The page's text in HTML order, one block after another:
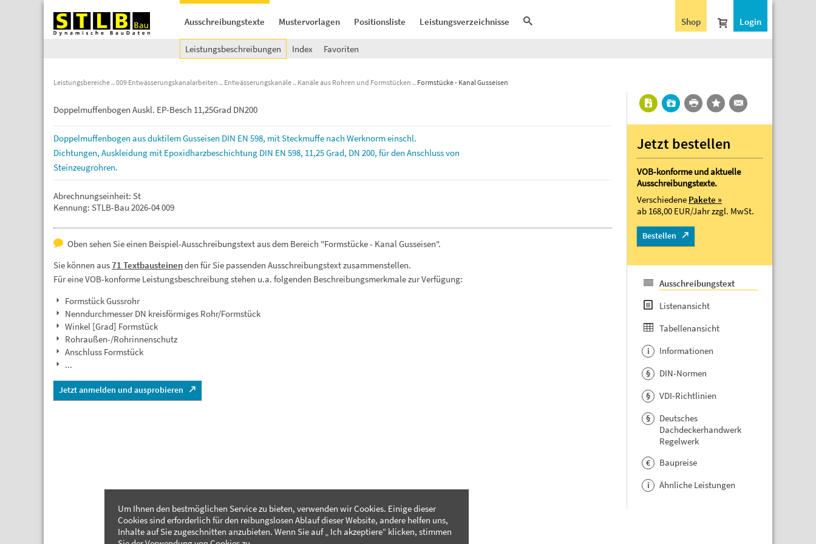
Ausschreibungstexte Mustervorlagen Positionsliste Leistungsverzeichnisse Login
Shop
Leistungsbeschreibungen Index Favoriten
Leistungsbereiche 009 Entwässerungskanalarbeiten Entwässerungskanäle Kanäle aus Rohren und Formstücken Formstücke - Kanal Gusseisen
Doppelmuffenbogen Auskl. EP-Besch 11,25Grad DN200
Doppelmuffenbogen ausduktilemGusseisen DIN EN 598, mitSteckmuffe nach Werknormeinschl.
Dichtungen, Auskleidung mit Epoxidharzbeschichtung DIN EN 598, 11,25Grad, DN 200, fürden Anschlussvon
Steinzeugrohren.
Abrechnungseinheit: St
Kennung: STLB-Bau 2026-04 009
Oben sehen Sie einen Beispiel-Ausschreibungstext aus dem Bereich "Formstücke - Kanal Gusseisen".
Sie können aus71 Textbausteinenden für Sie passenden Ausschreibungstext zusammenstellen.
Für eine VOB-konforme Leistungsbeschreibung stehen u.a. folgenden Beschreibungsmerkmale zur Verfügung:
Formstück Gussrohr
Nenndurchmesser DN kreisförmiges Rohr/Formstück
Winkel [Grad] Formstück
Rohraußen-/Rohrinnenschutz
Anschluss Formstück
...
Jetzt anmelden und ausprobieren
Jetzt bestellen
VOB-konforme und aktuelle
Ausschreibungstexte.
Verschiedene Pakete »
ab 168,00 EUR/Jahrzzgl. MwSt.
Bestellen
Ausschreibungstext
Listenansicht
Tabellenansicht
i Informationen
§ DIN-Normen
§ VDI-Richtlinien
§
Deutsches
Dachdeckerhandwerk
Regelwerk
€ Baupreise
i Ähnliche Leistungen
Um Ihnen den bestmöglichen Service zu bieten, verwenden wir Cookies. Einige dieser
Cookies sind erforderlich für den reibungslosen Ablauf dieser Website, andere helfen uns,
Inhalte auf Sie zugeschnitten anzubieten. Wenn Sie auf „ Ich akzeptiere“ klicken, stimmen